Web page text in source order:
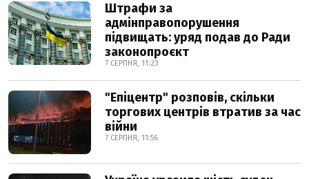
Штрафи за
адмінправопорушення
підвищать: уряд подав до Ради
законопроєкт
7 СЕРПНЯ, 11:23
"Епіцентр" розповів, скільки
торгових центрів втратив за час
війни
7 СЕРПНЯ, 11:56